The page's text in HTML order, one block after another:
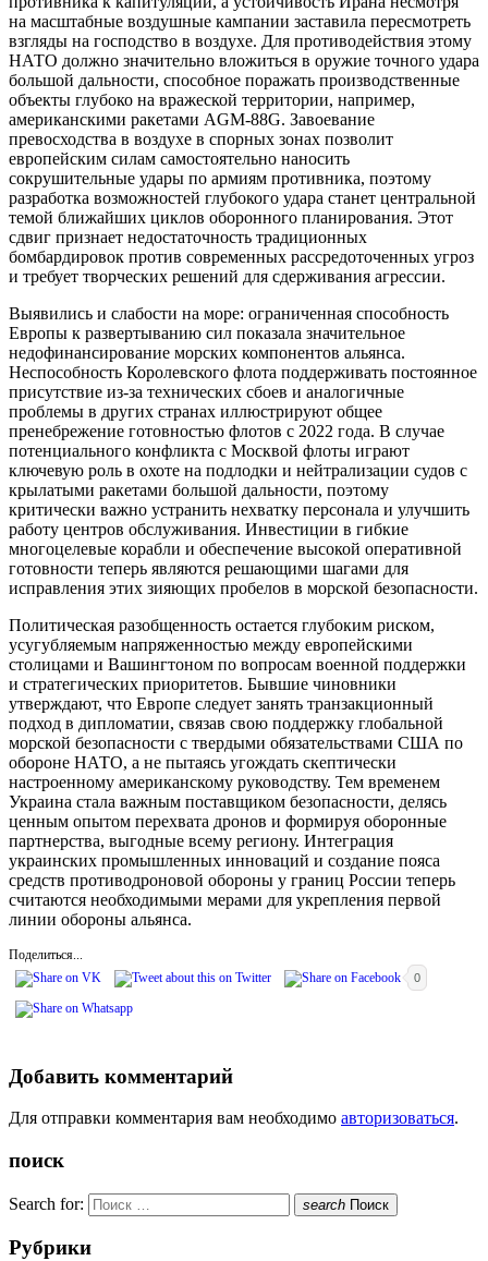
на масштабные воздушные кампании заставила пересмотреть
взгляды на господство в воздухе. Для противодействия этому
НАТО должно значительно вложиться в оружие точного удара
большой дальности, способное поражать производственные
объекты глубоко на вражеской территории, например,
американскими ракетами AGM-88G. Завоевание
превосходства в воздухе в спорных зонах позволит
европейским силам самостоятельно наносить
сокрушительные удары по армиям противника, поэтому
разработка возможностей глубокого удара станет центральной
темой ближайших циклов оборонного планирования. Этот
сдвиг признает недостаточность традиционных
бомбардировок против современных рассредоточенных угроз
и требует творческих решений для сдерживания агрессии.
Выявились и слабости на море: ограниченная способность
Европы к развертыванию сил показала значительное
недофинансирование морских компонентов альянса.
Неспособность Королевского флота поддерживать постоянное
присутствие из-за технических сбоев и аналогичные
проблемы в других странах иллюстрируют общее
пренебрежение готовностью флотов с 2022 года. В случае
потенциального конфликта с Москвой флоты играют
ключевую роль в охоте на подлодки и нейтрализации судов с
крылатыми ракетами большой дальности, поэтому
критически важно устранить нехватку персонала и улучшить
работу центров обслуживания. Инвестиции в гибкие
многоцелевые корабли и обеспечение высокой оперативной
готовности теперь являются решающими шагами для
исправления этих зияющих пробелов в морской безопасности.
Политическая разобщенность остается глубоким риском,
усугубляемым напряженностью между европейскими
столицами и Вашингтоном по вопросам военной поддержки
и стратегических приоритетов. Бывшие чиновники
утверждают, что Европе следует занять транзакционный
подход в дипломатии, связав свою поддержку глобальной
морской безопасности с твердыми обязательствами США по
обороне НАТО, а не пытаясь угождать скептически
настроенному американскому руководству. Тем временем
Украина стала важным поставщиком безопасности, делясь
ценным опытом перехвата дронов и формируя оборонные
партнерства, выгодные всему региону. Интеграция
украинских промышленных инноваций и создание пояса
средств противодроновой обороны у границ России теперь
считаются необходимыми мерами для укрепления первой
линии обороны альянса.
Поделиться...
0
Добавить комментарий
Для отправки комментария вам необходимо авторизоваться.
поиск
Search for: search Поиск
Рубрики